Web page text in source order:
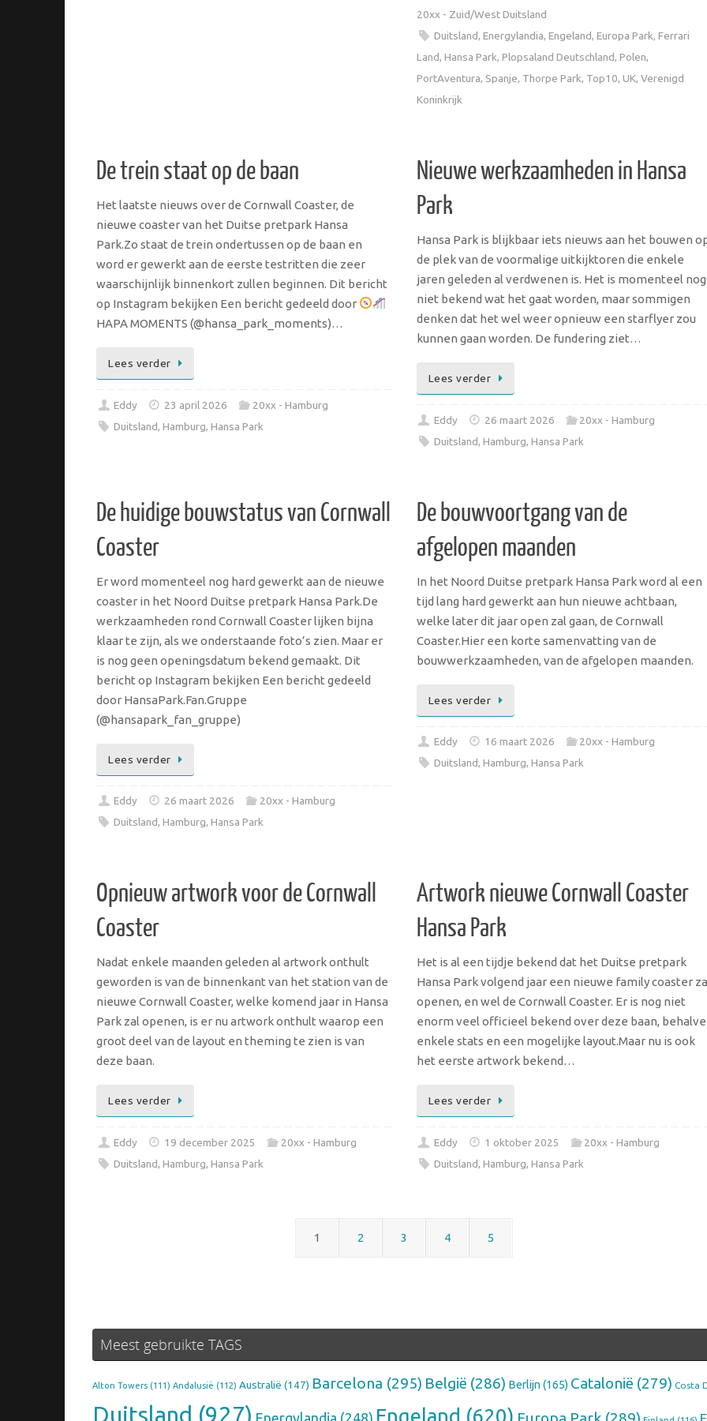
20xx - Zuid/West Duitsland
Duitsland, Energylandia, Engeland, Europa Park, Ferrari
Land, Hansa Park, Plopsaland Deutschland, Polen,
PortAventura, Spanje, Thorpe Park, Top10, UK, Verenigd
Koninkrijk
De trein staat op de baan
Het laatste nieuws over de Cornwall Coaster, de
nieuwe coaster van het Duitse pretpark Hansa
Park.Zo staat de trein ondertussen op de baan en
word er gewerkt aan de eerste testritten die zeer
waarschijnlijk binnenkort zullen beginnen. Dit bericht
op Instagram bekijken Een bericht gedeeld door
HAPA MOMENTS (@hansa_park_moments)…
Lees verder
Eddy 23 april 2026
20xx - Hamburg
Duitsland,Hamburg,Hansa Park
Nieuwe werkzaamheden in Hansa
Park
Hansa Park is blijkbaar iets nieuws aan het bouwen
de plek van de voormalige uitkijktoren die enkele
jaren geleden al verdwenen is. Het is momenteel nog
niet bekend wat het gaat worden, maar sommigen
denken dat het wel weer opnieuw een starflyer zou
kunnen gaan worden. De fundering ziet…
Lees verder
Eddy 26 maart 2026
20xx - Hamburg
Duitsland, Hamburg, Hansa Park
De huidige bouwstatus van Cornwall
Coaster
Er word momenteel nog hard gewerkt aan de nieuwe
coaster in het Noord Duitse pretpark Hansa Park.De
werkzaamheden rond Cornwall Coaster lijken bijna
klaar te zijn, als we onderstaande foto’s zien. Maar er
is nog geen openingsdatum bekend gemaakt. Dit
bericht op Instagram bekijken Een bericht gedeeld
door HansaPark.Fan.Gruppe
(@hansapark_fan_gruppe)
Lees verder
Eddy 26 maart 2026
20xx - Hamburg
Duitsland,Hamburg,Hansa Park
De bouwvoortgang van de
afgelopen maanden
In het Noord Duitse pretpark Hansa Park word al een
tijd lang hard gewerkt aan hun nieuwe achtbaan,
welke later dit jaar open zal gaan, de Cornwall
Coaster.Hier een korte samenvatting van de
bouwwerkzaamheden, van de afgelopen maanden.
Lees verder
Eddy 16 maart 2026
20xx - Hamburg
Duitsland, Hamburg, Hansa Park
Opnieuw artwork voor de Cornwall
Coaster
Nadat enkele maanden geleden al artwork onthult
geworden is van de binnenkant van het station van de
nieuwe Cornwall Coaster, welke komend jaar in Hansa
Park zal openen, is er nu artwork onthult waarop een
groot deel van de layout en theming te zien is van
deze baan.
Lees verder
Eddy 19 december 2025
20xx - Hamburg
Duitsland,Hamburg,Hansa Park
Artwork nieuwe Cornwall Coaster
Hansa Park
Het is al een tijdje bekend dat het Duitse pretpark
Hansa Park volgend jaar een nieuwe family coaster
openen, en wel de Cornwall Coaster. Er is nog niet
enorm veel officieel bekend over deze baan, behalve
enkele stats en een mogelijke layout.Maar nu is ook
het eerste artwork bekend…
Lees verder
Eddy 1 oktober 2025
20xx - Hamburg
Duitsland, Hamburg, Hansa Park
1 2 3 4 5
Meest gebruikte TAGS
Alton Towers (111) Andalusië (112) Australië (147) Barcelona (295) België (286) Berlijn(165) Catalonië (279) Costa
Duitsland (927) Engeland (620)